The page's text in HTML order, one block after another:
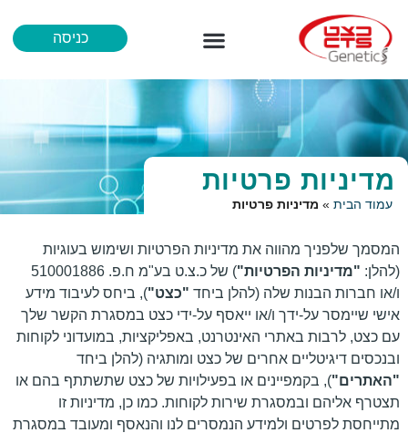
כניסה
מדיניות פרטיות
עמוד הבית » מדיניות פרטיות
המסמך שלפניך מהווה את מדיניות הפרטיות ושימוש בעוגיות
(להלן: "מדיניות הפרטיות"
) של כ.צ.ט בע"מ ח.פ. 510001886
ו/או חברות הבנות שלה (להלן ביחד "כצט"), ביחס לעיבוד מידע
אישי שיימסר על-ידך ו/או ייאסף על-ידי כצט במסגרת הקשר שלך
עם כצט, לרבות באתרי האינטרנט, באפליקציות, במועדוני לקוחות
ובנכסים דיגיטליים אחרים של כצט ומותגיה (להלן ביחד
"האתרים"), בקמפיינים או בפעילויות של כצט שתשתתף בהם או
תצטרף אליהם ובמסגרת שירות לקוחות. כמו כן, מדיניות זו
מתייחסת לפרטים ולמידע הנמסרים לנו והנאסף ומעובד במסגרת